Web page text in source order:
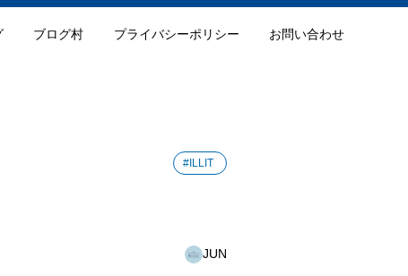
ブログ村 プライバシーポリシー お問い合わせ
#ILLIT
JUN